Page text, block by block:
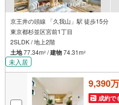
京王井の頭線 「久我山」駅 徒歩15分
東京都杉並区宮前1丁目
2SLDK / 地上2階
土地77.34m2 /建物74.31m2
未入居
9,390
成約で